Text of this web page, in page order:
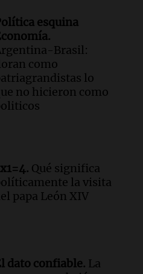
conceptual", un
arte con la música
Exponenciar visitó
Sancor Seguros en
de Ticino: un
tradición y diversión
actividades y horarios
esquina
Brasil:
como
lo
no hicieron como
Qué significa
la visita
papa León XIV
dato confiable. La